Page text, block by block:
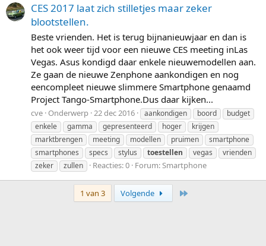
CES 2017 laat zich stilletjes maar zeker
blootstellen.
Beste vrienden. Het is terug bijnanieuwjaar en dan is
het ook weer tijd voor een nieuwe CES meeting inLas
Vegas. Asus kondigd daar enkele nieuwemodellen aan.
Ze gaan de nieuwe Zenphone aankondigen en nog
eencompleet nieuwe slimmere Smartphone genaamd
Project Tango-Smartphone.Dus daar kijken...
cve Onderwerp 22 dec 2016 aankondigen boord
budget
enkele
gamma gepresenteerd hoger
krijgen
marktbrengen
meeting modellen pruimen
smartphone
smartphones
specs stylus toestellen vegas
vrienden
zeker
zullen Reacties: 0 Forum:Smartphone
1 van 3 Volgende